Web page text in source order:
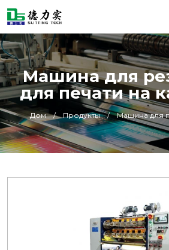
Машина для
для печати на
Дом / Продукты / Машина для